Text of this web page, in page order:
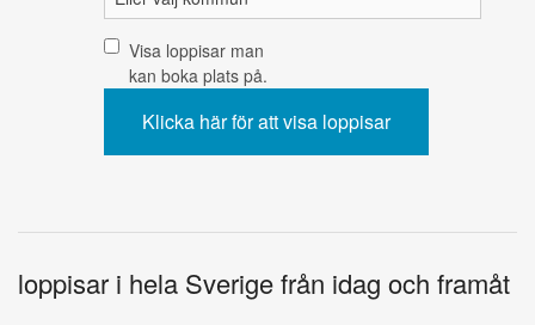
Visa loppisar man
kan boka plats på.
loppisar i hela Sverige från idag och framåt